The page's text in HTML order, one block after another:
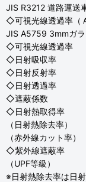
JIS R3212 道路運送
◇可視光線透過率（
JIS A5759 3mmガ
◇可視光線透
◇日射吸
◇日射反
◇日射透
◇遮蔽係
◇日射熱取
（日射熱除
（赤外線カッ
◇紫外線遮
（UPF等
※日射熱除去率は日